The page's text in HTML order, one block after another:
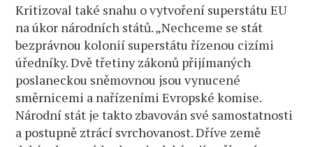
Kritizoval také snahu o vytvoření superstátu EU
na úkor národních států. „Nechceme se stát
bezprávnou kolonií superstátu řízenou cizími
úředníky. Dvě třetiny zákonů přijímaných
poslaneckou sněmovnou jsou vynucené
směrnicemi a nařízeními Evropské komise.
Národní stát je takto zbavován své samostatnosti
a postupně ztrácí svrchovanost. Dříve země